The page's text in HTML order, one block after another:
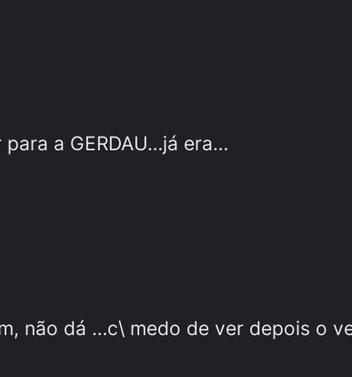
a GERDAU…já era…
não dá …c\ medo de ver depois o